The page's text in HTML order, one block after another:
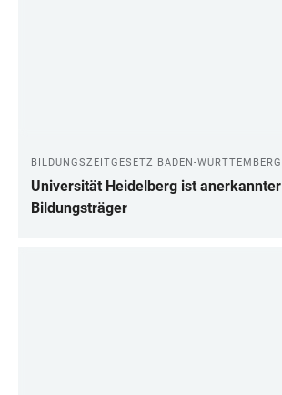
BILDUNGSZEITGESETZ BADEN-WÜRTTEMBERG
Universität Heidelberg ist anerkannter
Bildungsträger